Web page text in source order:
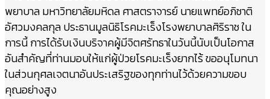
พยาบาล มหาวิทยาลัยมหิดล ศาสตราจารย์ นายแพทย์อภิชาติ
อัศวมงคลกุล ประธานมูลนิธิโรคมะเร็งโรงพยาบาลศิริราช ใน
การนี้ การได้รับเงินบริจาคผู้มีจิตศรัทธาในวันนี้นับเป็นโอกาส
อันสำคัญที่ท่านมอบให้แก่ผู้ป่วยโรคมะเร็งยากไร้ ขออนุโมทนา
ในส่วนกุศลเจตนาอันประเสริฐของทุกท่านไว้ด้วยความขอบ
คุณอย่างสูง